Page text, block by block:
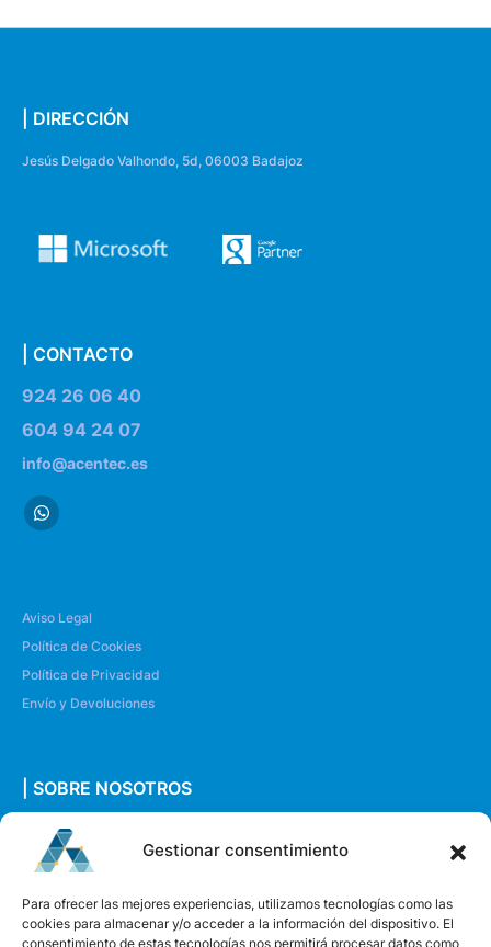
Gestionar consentimiento
Para ofrecer las mejores experiencias, utilizamos tecnologías como las
cookies para almacenar y/o acceder a la información del dispositivo. El
consentimiento de estas tecnologías nos permitirá procesar datos como
| DIRECCIÓN
Jesús Delgado Valhondo, 5d, 06003 Badajoz
| CONTACTO
924 26 06 40
604 94 24 07
info@acentec.es
Aviso Legal
Política de Cookies
Política de Privacidad
Envío y Devoluciones
| SOBRE NOSOTROS
Quiénes somos
Envíanos un mensaje